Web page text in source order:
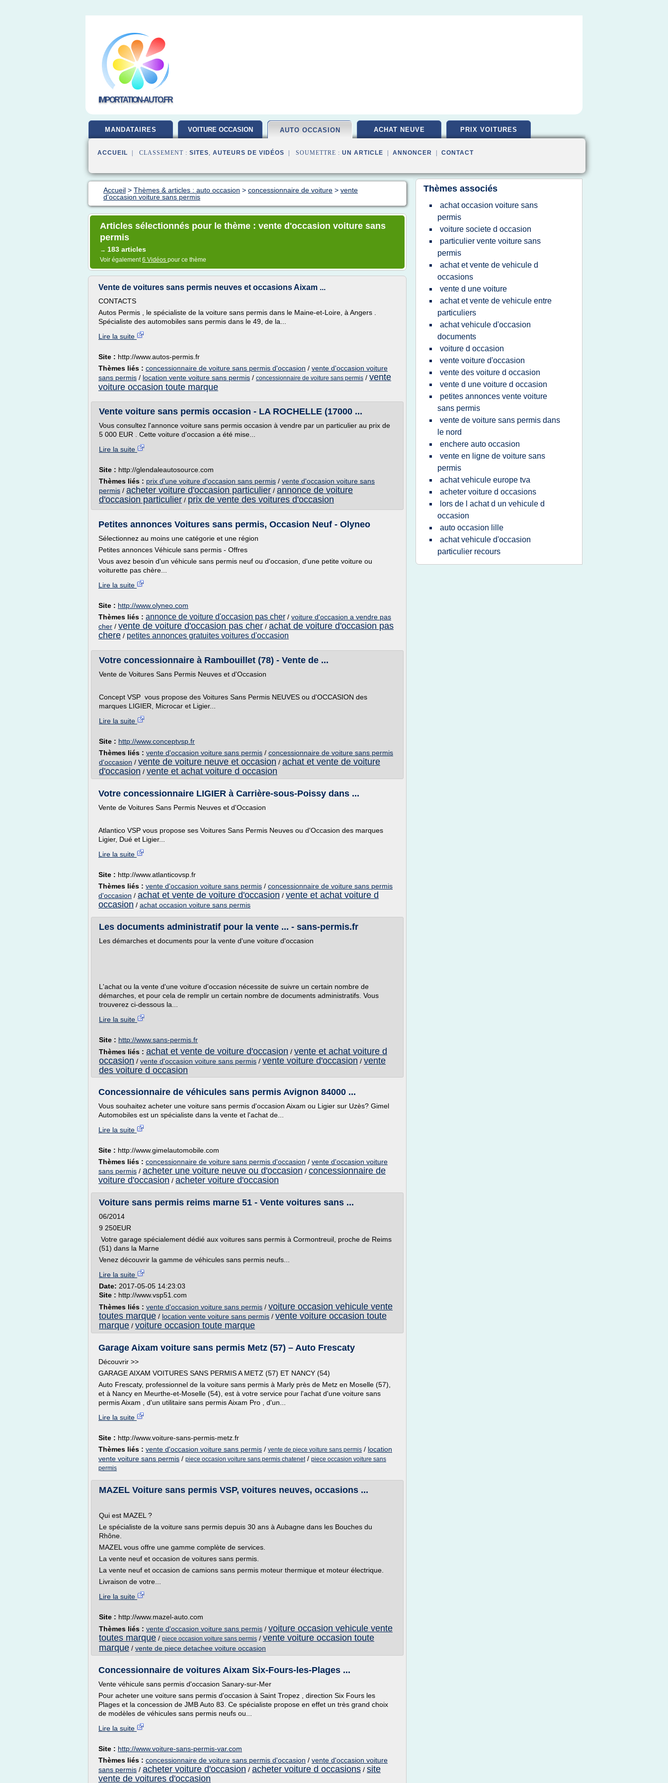
IMPORTATION-AUTO.FR
MANDATAIRES VOITURE OCCASION AUTO OCCASION ACHAT NEUVE PRIX VOITURES
ACCUEIL | CLASSEMENT : SITES, AUTEURS DE VIDÉOS | SOUMETTRE : UN ARTICLE ANNONCER CONTACT
Accueil > Thèmes & articles : auto occasion > concessionnaire de voiture > vente
d'occasion voiture sans permis
Articles sélectionnés pour le thème : vente d'occasion voiture sans
permis
→ 183 articles
Voir également6 Vidéos pour ce thème
Vente de voitures sans permis neuves et occasions Aixam ...
CONTACTS
Autos Permis , le spécialiste de la voiture sans permis dans le Maine-et-Loire, à Angers .
Spécialiste des automobiles sans permis dans le 49, de la...
Lire la suite
Site : http://www.autos-permis.fr
Thèmes liés : concessionnaire de voiture sans permis d'occasion / vente d'occasion voiture
sans permis / location vente voiture sans permis / concessionnaire de voiture sans permis / vente
voiture occasion toute marque
Vente voiture sans permis occasion - LA ROCHELLE (17000 ...
Vous consultez l'annonce voiture sans permis occasion à vendre par un particulier au prix de
5 000 EUR . Cette voiture d'occasion a été mise...
Lire la suite
Site : http://glendaleautosource.com
Thèmes liés : prix d'une voiture d'occasion sans permis / vente d'occasion voiture sans
permis / acheter voiture d'occasion particulier / annonce de voiture
d'occasion particulier / prix de vente des voitures d'occasion
Petites annonces Voitures sans permis, Occasion Neuf - Olyneo
Sélectionnez au moins une catégorie et une région
Petites annonces Véhicule sans permis - Offres
Vous avez besoin d'un véhicule sans permis neuf ou d'occasion, d'une petite voiture ou
voiturette pas chère...
Lire la suite
Site : http://www.olyneo.com
Thèmes liés : annonce de voiture d'occasion pas cher / voiture d'occasion a vendre pas
cher / vente de voiture d'occasion pas cher / achat de voiture d'occasion pas
chere / petites annonces gratuites voitures d'occasion
Votre concessionnaire à Rambouillet (78) - Vente de ...
Vente de Voitures Sans Permis Neuves et d'Occasion
Concept VSP vous propose des Voitures Sans Permis NEUVES ou d'OCCASION des
marques LIGIER, Microcar et Ligier...
Lire la suite
Site : http://www.conceptvsp.fr
Thèmes liés : vente d'occasion voiture sans permis / concessionnaire de voiture sans permis
d'occasion / vente de voiture neuve et occasion / achat et vente de voiture
d'occasion / vente et achat voiture d occasion
Votre concessionnaire LIGIER à Carrière-sous-Poissy dans ...
Vente de Voitures Sans Permis Neuves et d'Occasion
Atlantico VSP vous propose ses Voitures Sans Permis Neuves ou d'Occasion des marques
Ligier, Dué et Ligier...
Lire la suite
Site : http://www.atlanticovsp.fr
Thèmes liés : vente d'occasion voiture sans permis / concessionnaire de voiture sans permis
d'occasion / achat et vente de voiture d'occasion / vente et achat voiture d
occasion / achat occasion voiture sans permis
Les documents administratif pour la vente ... - sans-permis.fr
Les démarches et documents pour la vente d'une voiture d'occasion
L'achat ou la vente d'une voiture d'occasion nécessite de suivre un certain nombre de
démarches, et pour cela de remplir un certain nombre de documents administratifs. Vous
trouverez ci-dessous la...
Lire la suite
Site : http://www.sans-permis.fr
Thèmes liés : achat et vente de voiture d'occasion / vente et achat voiture d
occasion / vente d'occasion voiture sans permis / vente voiture d'occasion / vente
des voiture d occasion
Concessionnaire de véhicules sans permis Avignon 84000 ...
Vous souhaitez acheter une voiture sans permis d'occasion Aixam ou Ligier sur Uzès? Gimel
Automobiles est un spécialiste dans la vente et l'achat de...
Lire la suite
Site : http://www.gimelautomobile.com
Thèmes liés : concessionnaire de voiture sans permis d'occasion / vente d'occasion voiture
sans permis / acheter une voiture neuve ou d'occasion / concessionnaire de
voiture d'occasion / acheter voiture d'occasion
Voiture sans permis reims marne 51 - Vente voitures sans ...
06/2014
9 250EUR
Votre garage spécialement dédié aux voitures sans permis à Cormontreuil, proche de Reims
(51) dans la Marne
Venez découvrir la gamme de véhicules sans permis neufs...
Lire la suite
Date: 2017-05-05 14:23:03
Site : http://www.vsp51.com
Thèmes liés : vente d'occasion voiture sans permis / voiture occasion vehicule vente
toutes marque / location vente voiture sans permis / vente voiture occasion toute
marque / voiture occasion toute marque
Garage Aixam voiture sans permis Metz (57) – Auto Frescaty
Découvrir >>
GARAGE AIXAM VOITURES SANS PERMIS A METZ (57) ET NANCY (54)
Auto Frescaty, professionnel de la voiture sans permis à Marly près de Metz en Moselle (57),
et à Nancy en Meurthe-et-Moselle (54), est à votre service pour l'achat d'une voiture sans
permis Aixam , d'un utilitaire sans permis Aixam Pro , d'un...
Lire la suite
Site : http://www.voiture-sans-permis-metz.fr
Thèmes liés : vente d'occasion voiture sans permis / vente de piece voiture sans permis / location
vente voiture sans permis / piece occasion voiture sans permis chatenet/ piece occasion voiture sans
permis
MAZEL Voiture sans permis VSP, voitures neuves, occasions ...
Qui est MAZEL ?
Le spécialiste de la voiture sans permis depuis 30 ans à Aubagne dans les Bouches du
Rhône.
MAZEL vous offre une gamme complète de services.
La vente neuf et occasion de voitures sans permis.
La vente neuf et occasion de camions sans permis moteur thermique et moteur électrique.
Livraison de votre...
Lire la suite
Site : http://www.mazel-auto.com
Thèmes liés : vente d'occasion voiture sans permis / voiture occasion vehicule vente
toutes marque / piece occasion voiture sans permis / vente voiture occasion toute
marque / vente de piece detachee voiture occasion
Concessionnaire de voitures Aixam Six-Fours-les-Plages ...
Vente véhicule sans permis d'occasion Sanary-sur-Mer
Pour acheter une voiture sans permis d'occasion à Saint Tropez , direction Six Fours les
Plages et la concession de JMB Auto 83. Ce spécialiste propose en effet un très grand choix
de modèles de véhicules sans permis neufs ou...
Lire la suite
Site : http://www.voiture-sans-permis-var.com
Thèmes liés : concessionnaire de voiture sans permis d'occasion / vente d'occasion voiture
sans permis / acheter voiture d'occasion / acheter voiture d occasions / site
vente de voitures d'occasion
Thèmes associés
achat occasion voiture sans
permis
voiture societe d occasion
particulier vente voiture sans
permis
achat et vente de vehicule d
occasions
vente d une voiture
achat et vente de vehicule entre
particuliers
achat vehicule d'occasion
documents
voiture d occasion
vente voiture d'occasion
vente des voiture d occasion
vente d une voiture d occasion
petites annonces vente voiture
sans permis
vente de voiture sans permis dans
le nord
enchere auto occasion
vente en ligne de voiture sans
permis
achat vehicule europe tva
acheter voiture d occasions
lors de l achat d un vehicule d
occasion
auto occasion lille
achat vehicule d'occasion
particulier recours